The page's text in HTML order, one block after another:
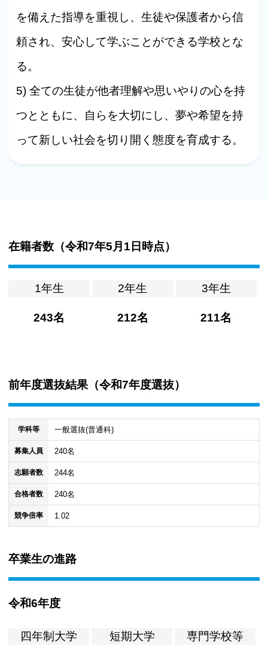
を備えた指導を重視し、生徒や保護者から信
頼され、安心して学ぶことができる学校とな
る。
5) 全ての生徒が他者理解や思いやりの心を持
つとともに、自らを大切にし、夢や希望を持
って新しい社会を切り開く態度を育成する。
在籍者数（令和7年5月1日時点）
1年生
243名
2年生
212名
3年生
211名
前年度選抜結果（令和7年度選抜）
学科等 一般選抜(普通科)
募集人員 240名
志願者数 244名
合格者数 240名
競争倍率 1.02
卒業生の進路
令和6年度
四年制大学 短期大学 専門学校等